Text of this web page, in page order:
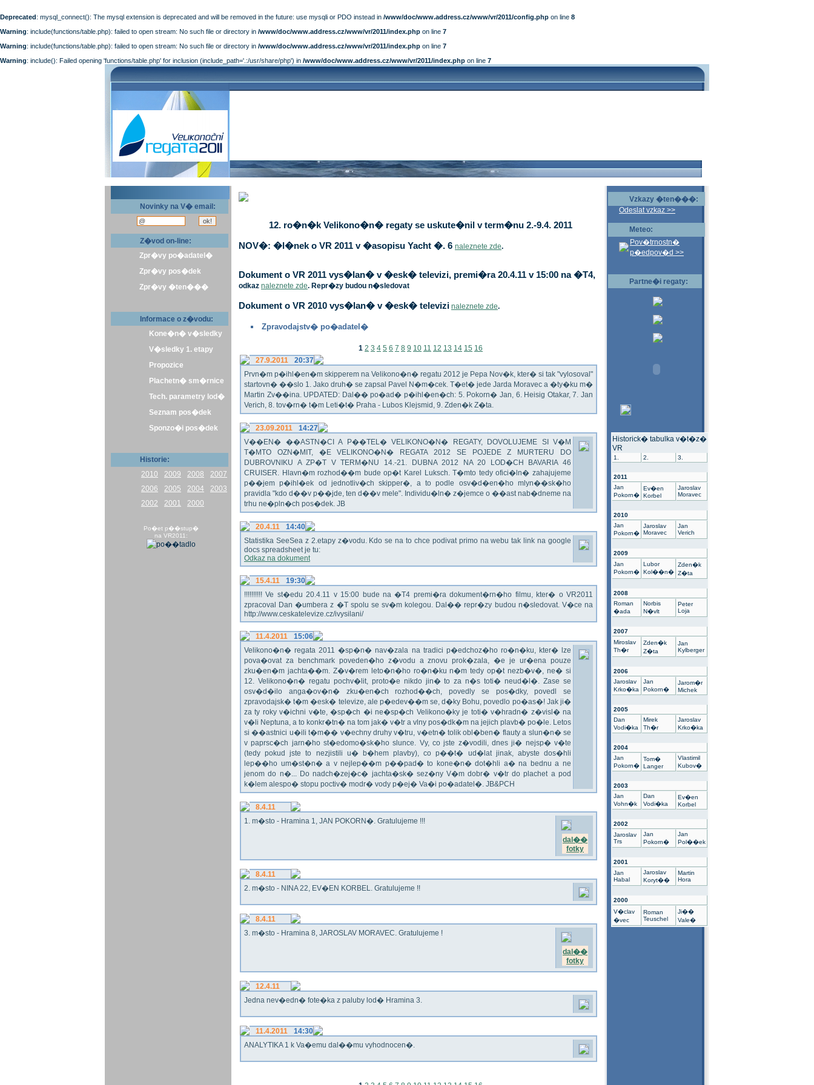
Deprecated: mysql_connect(): The mysql extension is deprecated and will be removed in the future: use mysqli or PDO instead in /www/doc/www.address.cz/www/vr/2011/config.php on line 8
Warning: include(functions/table.php): failed to open stream: No such file or directory in /www/doc/www.address.cz/www/vr/2011/index.php on line 7
Warning: include(functions/table.php): failed to open stream: No such file or directory in /www/doc/www.address.cz/www/vr/2011/index.php on line 7
Warning: include(): Failed opening 'functions/table.php' for inclusion (include_path='.:/usr/share/php') in /www/doc/www.address.cz/www/vr/2011/index.php on line 7
Novinky na V� email:
Z�vod on-line:
Zpr�vy po�adatel�
Zpr�vy pos�dek
Zpr�vy �ten���
Informace o z�vodu:
Kone�n� v�sledky
V�sledky 1. etapy
Propozice
Plachetn� sm�rnice
Tech. parametry lod�
Seznam pos�dek
Sponzo�i pos�dek
Historie:
2010
2009 2008
2007
2006
2005 2004
2003
2002
2001 2000
Po�et p��stup�
na VR2011:
12. ro�n�k Velikono�n� regaty se uskute�nil v term�nu 2.-9.4. 2011
NOV�: �l�nek o VR 2011 v �asopisu Yacht �. 6 naleznete zde.
Dokument o VR 2011 vys�lan� v �esk� televizi, premi�ra 20.4.11 v 15:00 na �T4,
odkaz naleznete zde. Repr�zy budou n�sledovat
Dokument o VR 2010 vys�lan� v �esk� televizi naleznete zde.
Zpravodajstv� po�adatel�
1 2 3 4 5 6 7 8 9 10 11 12 13 14 15 16
27.9.2011
20:37
Prvn�m p�ihl�en�m skipperem na Velikono�n� regatu 2012 je Pepa Nov�k, kter� si tak "vylosoval"
startovn� ��slo 1. Jako druh� se zapsal Pavel N�m�cek. T�et� jede Jarda Moravec a �ty�ku m�
Martin Zv��ina. UPDATED: Dal�� po�ad� p�ihl�en�ch: 5. Pokorn� Jan, 6. Heisig Otakar, 7. Jan
Verich, 8. tov�rn� t�m Leti�t� Praha - Lubos Klejsmid, 9. Zden�k Z�ta.
23.09.2011
14:27
V��EN� ��ASTN�CI A P��TEL� VELIKONO�N� REGATY, DOVOLUJEME SI V�M
T�MTO OZN�MIT, �E VELIKONO�N� REGATA 2012 SE POJEDE Z MURTERU DO
DUBROVNIKU A ZP�T V TERM�NU 14.-21. DUBNA 2012 NA 20 LOD�CH BAVARIA 46
CRUISER. Hlavn�m rozhod��m bude op�t Karel Luksch. T�mto tedy ofici�ln� zahajujeme
p��jem p�ihl�ek od jednotliv�ch skipper�, a to podle osv�d�en�ho mlyn��sk�ho
pravidla "kdo d��v p��jde, ten d��v mele". Individu�ln� z�jemce o ��ast nab�dneme na
trhu ne�pln�ch pos�dek. JB
20.4.11
14:40
Statistika SeeSea z 2.etapy z�vodu. Kdo se na to chce podivat primo na webu tak link na google
docs spreadsheet je tu:
Odkaz na dokument
15.4.11
19:30
!!!!!!!!!! Ve st�edu 20.4.11 v 15:00 bude na �T4 premi�ra dokument�rn�ho filmu, kter� o VR2011
zpracoval Dan �umbera z �T spolu se sv�m kolegou. Dal�� repr�zy budou n�sledovat. V�ce na
http://www.ceskatelevize.cz/ivysilani/
11.4.2011
15:06
Velikono�n� regata 2011 �sp�n� nav�zala na tradici p�edchoz�ho ro�n�ku, kter� lze
pova�ovat za benchmark poveden�ho z�vodu a znovu prok�zala, �e je ur�ena pouze
zku�en�m jachta��m. Z�v�rem leto�n�ho ro�n�ku n�m tedy op�t nezb�v�, ne� si
12. Velikono�n� regatu pochv�lit, proto�e nikdo jin� to za n�s toti� neud�l�. Zase se
osv�d�ilo anga�ov�n� zku�en�ch rozhod��ch, povedly se pos�dky, povedl se
zpravodajsk� t�m �esk� televize, ale p�edev��m se, d�ky Bohu, povedlo po�as�! Jak ji�
za ty roky v�ichni v�te, �sp�ch �i ne�sp�ch Velikono�ky je toti� v�hradn� z�visl� na
v�li Neptuna, a to konkr�tn� na tom jak� v�tr a vlny pos�dk�m na jejich plavb� po�le. Letos
si ��astnici u�ili t�m�� v�echny druhy v�tru, v�etn� tolik obl�ben� flauty a slun�n� se
v paprsc�ch jarn�ho st�edomo�sk�ho slunce. Vy, co jste z�vodili, dnes ji� nejsp� v�te
(tedy pokud jste to nezjistili u� b�hem plavby), co p��t� ud�lat jinak, abyste dos�hli
lep��ho um�st�n� a v nejlep��m p��pad� to kone�n� dot�hli a� na bednu a ne
jenom do n�... Do nadch�zej�c� jachta�sk� sez�ny V�m dobr� v�tr do plachet a pod
k�lem alespo� stopu poctiv� modr� vody p�ej� Va�i po�adatel�. JB&PCH
8.4.11
1. m�sto - Hramina 1, JAN POKORN�. Gratulujeme !!!
dal��
fotky
8.4.11
2. m�sto - NINA 22, EV�EN KORBEL. Gratulujeme !!
8.4.11
3. m�sto - Hramina 8, JAROSLAV MORAVEC. Gratulujeme !
dal��
fotky
12.4.11
Jedna nev�edn� fote�ka z paluby lod� Hramina 3.
11.4.2011
14:30
ANALYTIKA 1 k Va�emu dal��mu vyhodnocen�.
Vzkazy �ten���:
Odeslat vzkaz >>
Meteo:
Pov�trnostn�
p�edpov�d >>
Partne�i regaty:
Historick� tabulka v�t�z�
VR
1. 2. 3.
2011
Jan
Pokorn�
Ev�en
Korbel
Jaroslav
Moravec
2010
Jan
Pokorn�
Jaroslav
Moravec
Jan
Verich
2009
Jan
Pokorn�
Lubor
Kol��n�
Zden�k
Z�ta
2008
Roman
�ada
Norbis
N�vlt
Peter
Loja
2007
Miroslav
Th�r
Zden�k
Z�ta
Jan
Kylberger
2006
Jaroslav
Krko�ka
Jan
Pokorn�
Jarom�r
Michek
2005
Dan
Vodi�ka
Mirek
Th�r
Jaroslav
Krko�ka
2004
Jan
Pokorn�
Tom�
Langer
Vlastimil
Kubov�
2003
Jan
Vohn�k
Dan
Vodi�ka
Ev�en
Korbel
2002
Jaroslav
Trs
Jan
Pokorn�
Jan
Pol��ek
2001
Jan
Habal
Jaroslav
Koryt��
Martin
Hora
2000
V�clav
�vec
Roman
Teuschel
Ji��
Vale�